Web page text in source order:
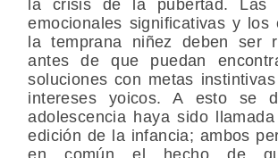
la crisis de la pubertad. Las
emocionales significativas y los
la temprana niñez deben ser
antes de que puedan
soluciones con metas
intereses yoicos. A esto se
adolescencia haya sido llamada
edición de la infancia; ambos
en común el hecho de